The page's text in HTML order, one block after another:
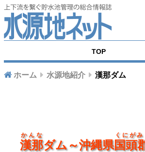
TOP
ホーム 水源地紹介 漢那ダム
漢那
かんな
ダム～沖縄県国頭
くにが